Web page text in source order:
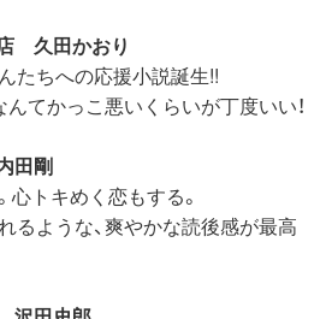
久田かおり
たちへの応援小説誕生!!
てかっこ悪いくらいが丁度いい！
田剛
トキめく恋もする。
るような、爽やかな読後感が最高